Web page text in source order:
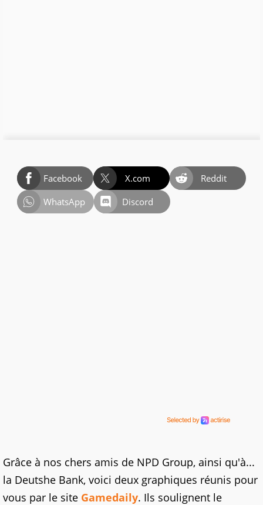
Facebook X.com
Reddit
WhatsApp
Discord
Grâce à nos chers amis de NPD Group, ainsi qu'à...
la Deutshe Bank, voici deux graphiques réunis pour
vous par le site Gamedaily. Ils soulignent le